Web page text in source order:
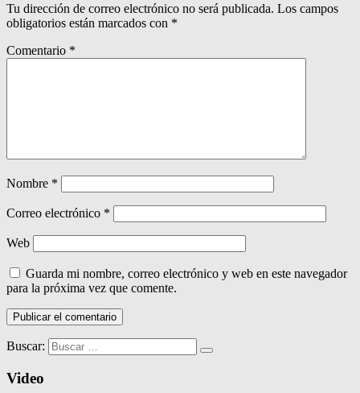
Tu dirección de correo electrónico no será publicada. Los campos
obligatorios están marcados con *
Comentario *
Nombre *
Correo electrónico *
Web
Guarda mi nombre, correo electrónico y web en este navegador
para la próxima vez que comente.
Buscar:
Video